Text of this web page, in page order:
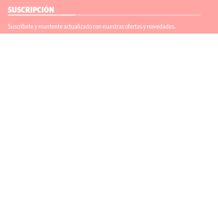
SUSCRIPCIÓN
Suscríbete y mantente actualizado con nuestras ofertas y novedades.